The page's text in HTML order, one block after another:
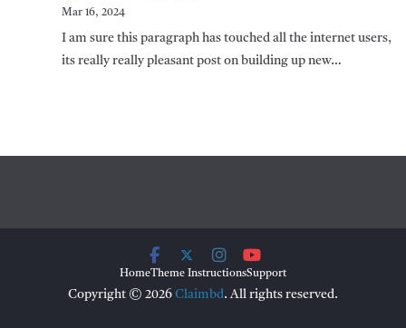
Mar 16, 2024
I am sure this paragraph has touched all the internet users,
its really really pleasant post on building up new…
HomeTheme InstructionsSupport
Copyright © 2026 Claimbd. All rights reserved.